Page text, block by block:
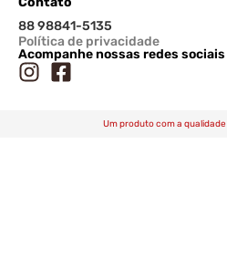
88 98841-5135
Política de privacidade
Acompanhe nossas redes sociais
Um produto com a qualidade